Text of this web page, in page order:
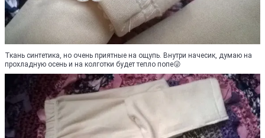
Ткань синтетика, но очень приятные на ощупь. Внутри начесик, думаю на
прохладную осень и на колготки будет тепло попе😜